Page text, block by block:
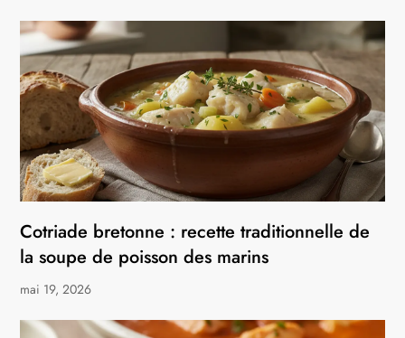
Cotriade bretonne : recette traditionnelle de
la soupe de poisson des marins
mai 19, 2026